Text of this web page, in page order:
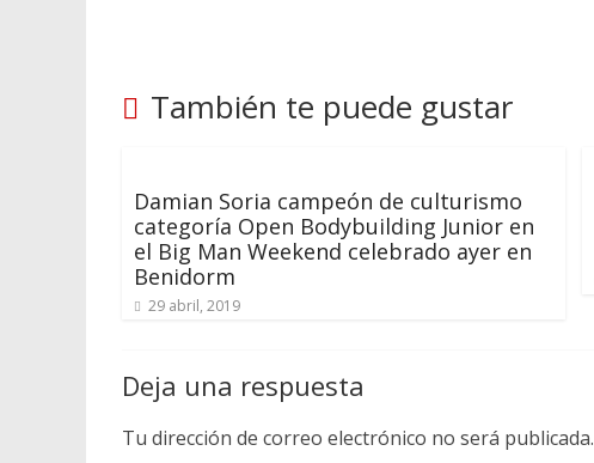
También te puede gustar
Damian Soria campeón de culturismo
categoría Open Bodybuilding Junior en
el Big Man Weekend celebrado ayer en
Benidorm
29 abril, 2019
Deja una respuesta
Tu dirección de correo electrónico no será publicada.